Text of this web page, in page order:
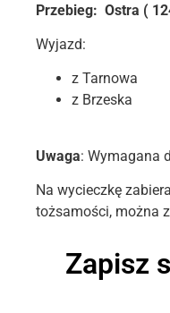
Przebieg: Ostra (
Wyjazd:
z Tarnowa
z Brzeska
Uwaga: Wymagana
Na wycieczkę
tożsamości, można
Zapisz